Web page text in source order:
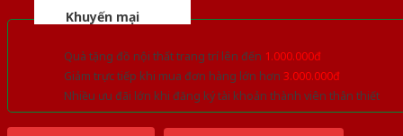
Khuyến mại
Quà tặng đồ nội thất trang trí lên đến 1.000.000đ
Giảm trực tiếp khi mua đơn hàng lớn hơn 3.000.000đ
Nhiều ưu đãi lớn khi đăng ký tài khoản thành viên thân thiết